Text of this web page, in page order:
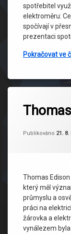
spotřebitel
elektroměru:
spočívají v
prezentaci
Pokračovat ve
Publikováno 21. 8.
Thomas
který měl
průmyslu a
práci na
žárovka a
vynálezem